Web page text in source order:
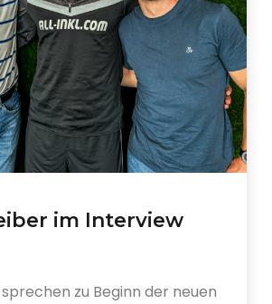
im Interview
zu Beginn der neuen